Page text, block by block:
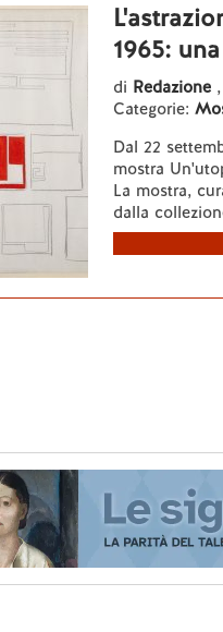
1965:
di Redazione
Categorie:
Dal 22
mostra
La mostra,
dalla